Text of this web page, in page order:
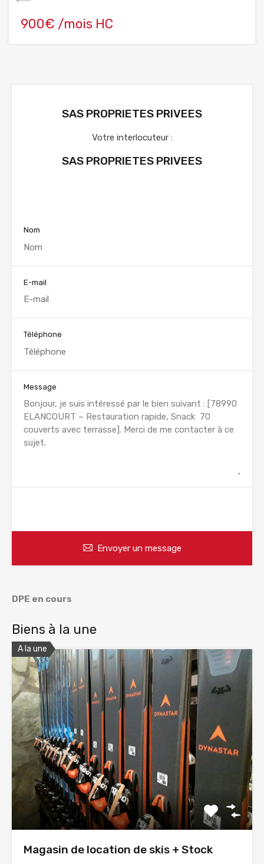
900€ /mois HC
SAS PROPRIETES PRIVEES
Votre interlocuteur :
SAS PROPRIETES PRIVEES
Nom
E-mail
Téléphone
Message
Envoyer un message
DPE en cours
Biens à la une
A la une
Magasin de location de skis + Stock